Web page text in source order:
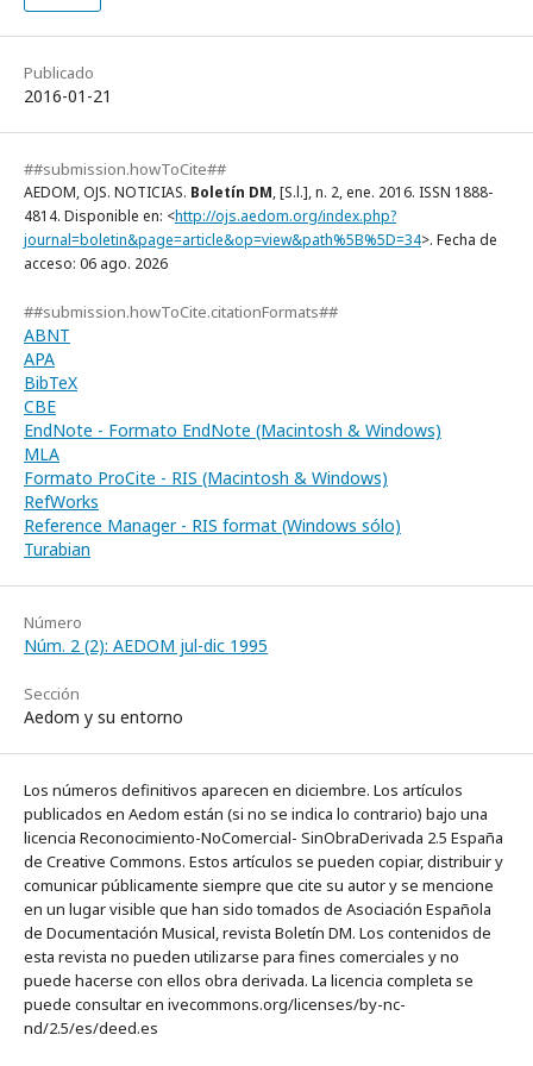
Publicado
2016-01-21
##submission.howToCite##
AEDOM, OJS. NOTICIAS. Boletín DM, [S.l.], n. 2, ene. 2016. ISSN 1888-
4814. Disponible en: <http://ojs.aedom.org/index.php?
journal=boletin&page=article&op=view&path%5B%5D=34>. Fecha de
acceso: 06 ago. 2026
##submission.howToCite.citationFormats##
ABNT
APA
BibTeX
CBE
EndNote - Formato EndNote (Macintosh & Windows)
MLA
Formato ProCite - RIS (Macintosh & Windows)
RefWorks
Reference Manager - RIS format (Windows sólo)
Turabian
Número
Núm. 2 (2): AEDOM jul-dic 1995
Sección
Aedom y su entorno
Los números definitivos aparecen en diciembre. Los artículos
publicados en Aedom están (si no se indica lo contrario) bajo una
licencia Reconocimiento-NoComercial- SinObraDerivada 2.5 España
de Creative Commons. Estos artículos se pueden copiar, distribuir y
comunicar públicamente siempre que cite su autor y se mencione
en un lugar visible que han sido tomados de Asociación Española
de Documentación Musical, revista Boletín DM. Los contenidos de
esta revista no pueden utilizarse para fines comerciales y no
puede hacerse con ellos obra derivada. La licencia completa se
puede consultar en ivecommons.org/licenses/by-nc-
nd/2.5/es/deed.es